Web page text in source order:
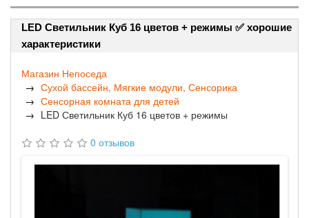
LED Светильник Куб 16 цветов + режимы ✅ хорошие
характеристики
Магазин Непоседа
Сухой бассейн, Мягкие модули, Сенсорика
Сенсорная комната для детей
LED Светильник Куб 16 цветов + режимы
0 отзывов